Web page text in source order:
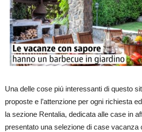
Una delle cose piú interessanti di questo
proposte e l’attenzione per ogni richiesta
la sezione Rentalia, dedicata alle case in
presentato una selezione di case vacanza